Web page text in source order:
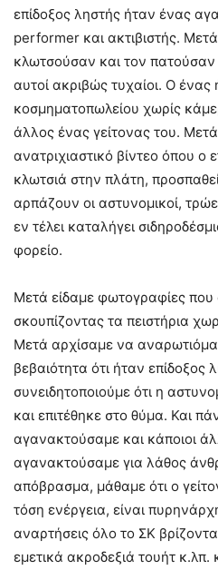
επίδοξος ληστής ήταν ένας
performer και ακτιβιστής.
κλωτσούσαν και τον πατούσαν
αυτοί ακριβώς τυχαίοι. Ο ένας
κοσμηματοπωλείου χωρίς
άλλος ένας γείτονας του.
ανατριχιαστικό βίντεο όπου ο
κλωτσιά στην πλάτη,
αρπάζουν οι αστυνομικοί,
εν τέλει καταλήγει
φορείο.
Μετά είδαμε φωτογραφίες που
σκουπίζοντας τα πειστήρια
Μετά αρχίσαμε να
βεβαιότητα ότι ήταν επίδοξος
συνειδητοποιούμε ότι η
και επιτέθηκε στο θύμα. Και
αγανακτούσαμε και κάποιοι
αγανακτούσαμε για λάθος
απόβρασμα, μάθαμε ότι ο
τόση ενέργεια, είναι
αναρτήσεις όλο το ΣΚ
εμετικά ακροδεξιά τουήτ